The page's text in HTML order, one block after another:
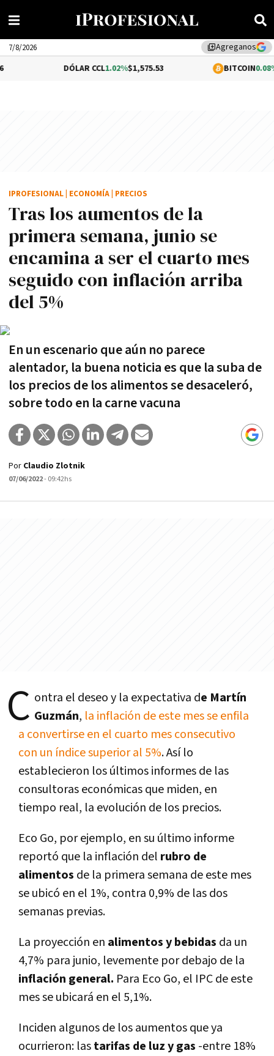
library_addAgreganos
7/8/2026
DÓLAR CCL1.02%$1,575.53 BITCOIN0.08%
Tras los aumentos de la
primera semana, junio se
encamina a ser el cuarto mes
seguido con inflación arriba
del 5%
En un escenario que aún no parece
alentador, la buena noticia es que la suba de
los precios de los alimentos se desaceleró,
sobre todo en la carne vacuna
IPROFESIONAL ECONOMÍA PRECIOS
Por Claudio Zlotnik
07/06/2022- 09:42hs
C ontra el deseo y la expectativa de Martín
Guzmán, la inflación de este mes se enfila
a convertirse en el cuarto mes consecutivo
con un índice superior al 5%. Así lo
establecieron los últimos informes de las
consultoras económicas que miden, en
tiempo real, la evolución de los precios.
Eco Go, por ejemplo, en su último informe
reportó que la inflación del rubro de
alimentos de la primera semana de este mes
se ubicó en el 1%, contra 0,9% de las dos
semanas previas.
La proyección en alimentos y bebidas da un
4,7% para junio, levemente por debajo de la
inflación general. Para Eco Go, el IPC de este
mes se ubicará en el 5,1%.
Inciden algunos de los aumentos que ya
ocurrieron: lastarifas de luz y gas -entre 18%